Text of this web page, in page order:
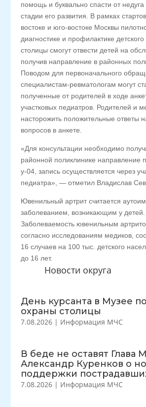
Новости округа
День курсанта в Музее
охраны столицы
7.08.2026 | Информация МЧС
В беде не оставят Глава
Александр Куренков о
поддержки
7.08.2026 | Информация МЧС
помощь и буквально спасти от
стадии его развития. В рамках
востоке и юго-востоке Москвы
диагностике и профилактике
столицы смогут отвести детей на
получив направление в районных
Поводом для первоначального
специалистам-ревматологам могут
полученные от родителей в ходе
участковых педиатров. Родителей и
насторожить положительные ответы
вопросов в анкете.
«Для консультации необходимо
районной поликлинике направление
у-04, запись осуществляется через
педиатра», — отметил Владислав
Ювенильный артрит считается
заболеванием, возникающим у детей.
Заболеваемость ювенильным
согласно исследованиям медиков,
16 случаев на 100 тыс. детского
до 16 лет.